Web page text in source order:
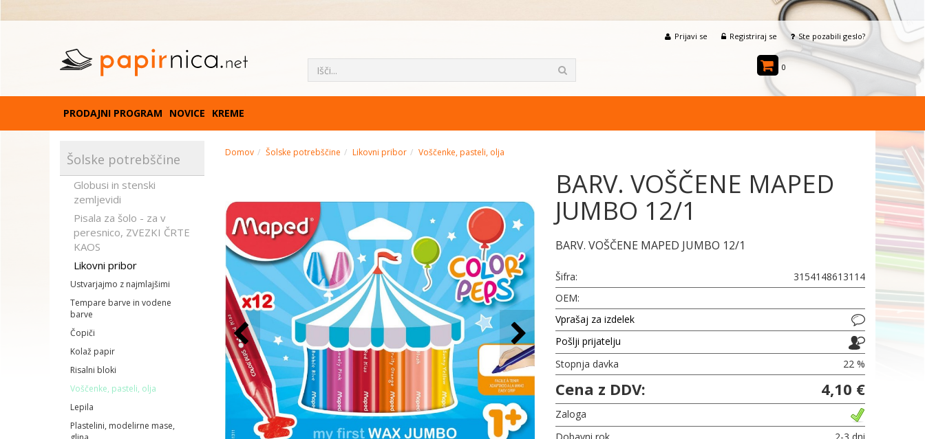
Prijavi se Registriraj se Ste pozabili geslo?
0
PRODAJNI PROGRAM NOVICE KREME
Šolske potrebščine
Globusi in stenski
zemljevidi
Pisala za šolo - za v
peresnico, ZVEZKI ČRTE
KAOS
Likovni pribor
Ustvarjajmo z najmlajšimi
Tempare barve in vodene
barve
Čopiči
Kolaž papir
Risalni bloki
Voščenke, pasteli, olja
Lepila
Plastelini, modelirne mase,
Domov Šolske potrebščine Likovni pribor Voščenke, pasteli, olja
BARV. VOŠČENE MAPED
JUMBO 12/1
BARV. VOŠČENE MAPED JUMBO 12/1
Šifra:
3154148613114
OEM:
Vprašaj za izdelek
Pošlji prijatelju
Stopnja davka
22 %
Cena z DDV: 4,10 €
Zaloga